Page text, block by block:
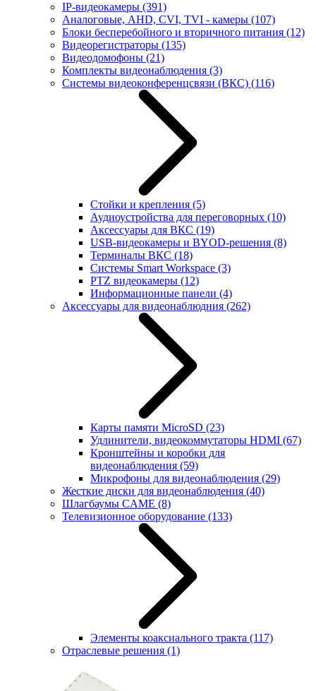
IP-видеокамеры (391)
Аналоговые, AHD, CVI, TVI - камеры (107)
Блоки бесперебойного и вторичного питания (12)
Видеорегистраторы (135)
Видеодомофоны (21)
Комплекты видеонаблюдения (3)
Системы видеоконференцсвязи (ВКС) (116)
Стойки и крепления (5)
Аудиоустройства для переговорных (10)
Аксессуары для ВКС (19)
USB-видеокамеры и BYOD-решения (8)
Терминалы ВКС (18)
Системы Smart Workspace (3)
PTZ видеокамеры (12)
Информационные панели (4)
Аксессуары для видеонаблюдния (262)
Карты памяти MicroSD (23)
Удлинители, видеокоммутаторы HDMI (67)
Кронштейны и коробки для
видеонаблюдения (59)
Микрофоны для видеонаблюдения (29)
Жесткие диски для видеонаблюдения (40)
Шлагбаумы CAME (8)
Телевизионное оборудование (133)
Элементы коаксиального тракта (117)
Отраслевые решения (1)